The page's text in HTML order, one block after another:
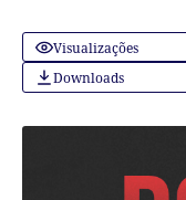
Visualizações
Downloads